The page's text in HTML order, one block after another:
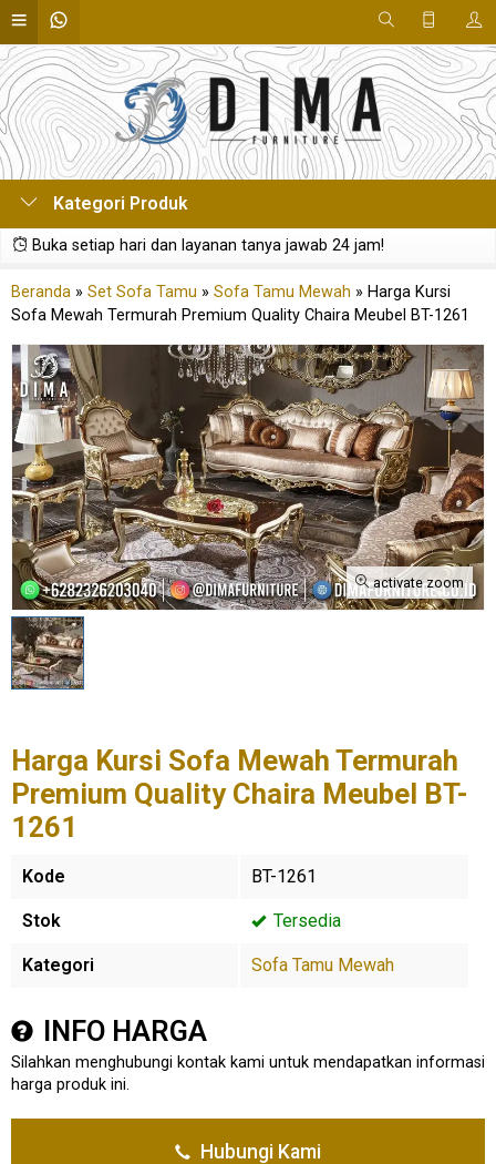
Kategori Produk
Buka setiap hari dan layanan tanya jawab 24 jam!
Beranda » Set Sofa Tamu » Sofa Tamu Mewah » Harga Kursi
Sofa Mewah Termurah Premium Quality Chaira Meubel BT-1261
activate zoom
Harga Kursi Sofa Mewah Termurah
Premium Quality Chaira Meubel BT-
1261
Kode BT-1261
Stok Tersedia
Kategori Sofa Tamu Mewah
INFO HARGA
Silahkan menghubungi kontak kami untuk mendapatkan informasi
harga produk ini.
Hubungi Kami